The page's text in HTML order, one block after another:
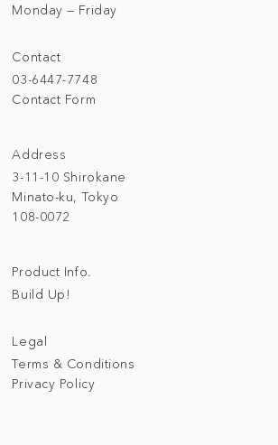
Address
3-11-10 Shirokane
Minato-ku, Tokyo
108-0072
Contact
03-6447-7748
Contact Form
Monday — Friday
Legal
Terms & Conditions
Privacy Policy
Product Info.
Build Up!